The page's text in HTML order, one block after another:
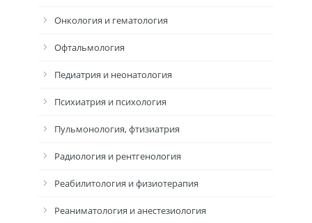
Онкология и гематология
Офтальмология
Педиатрия и неонатология
Психиатрия и психология
Пульмонология, фтизиатрия
Радиология и рентгенология
Реабилитология и физиотерапия
Реаниматология и анестезиология